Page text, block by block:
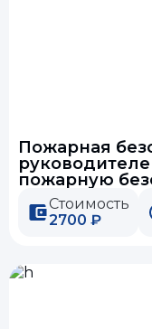
Пожарная
пожарную
Стоимость
2700 ₽